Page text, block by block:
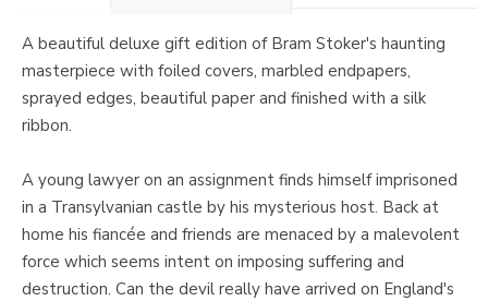
A beautiful deluxe gift edition of Bram Stoker's haunting
masterpiece with foiled covers, marbled endpapers,
sprayed edges, beautiful paper and finished with a silk
ribbon.
A young lawyer on an assignment finds himself imprisoned
in a Transylvanian castle by his mysterious host. Back at
home his fiancée and friends are menaced by a malevolent
force which seems intent on imposing suffering and
destruction. Can the devil really have arrived on England's